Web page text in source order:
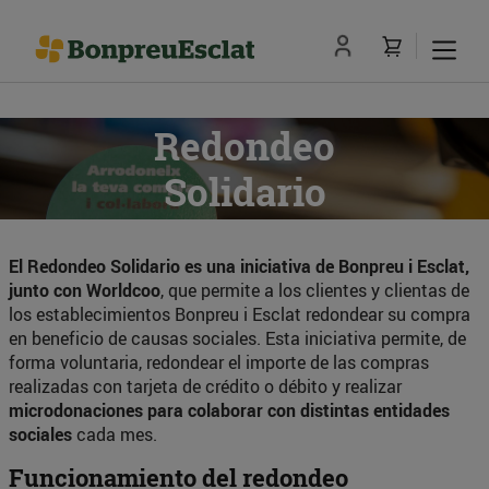
Redondeo
Solidario
El Redondeo Solidario es una iniciativa de Bonpreu i Esclat,
junto con Worldcoo, que permite a los clientes y clientas de
los establecimientos Bonpreu i Esclat redondear su compra
en beneficio de causas sociales. Esta iniciativa permite, de
forma voluntaria, redondear el importe de las compras
realizadas con tarjeta de crédito o débito y realizar
microdonaciones para colaborar con distintas entidades
socialescada mes.
Funcionamiento del redondeo